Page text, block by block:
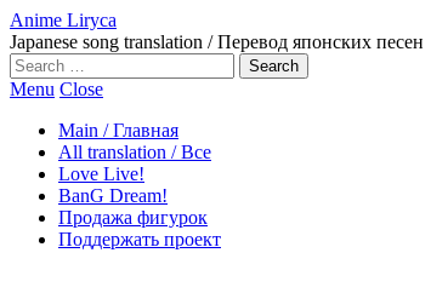
Anime Liryca
Japanese song translation / Перевод японских песен
Search
on:
Menu Close
Main / Главная
All translation / Все
Love Live!
BanG Dream!
Продажа фигурок
Поддержать проект